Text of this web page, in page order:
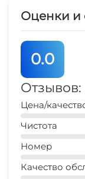
к себе и
окружающих
Оценки и
0.0
Отзывов:
Цена/
Чистота
Номер
Качество